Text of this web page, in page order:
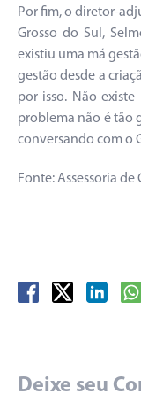
Por fim, o diretor-
Grosso do Sul,
existiu uma má
gestão desde a
por isso. Não
problema não é tão
conversando com o
Fonte: Assessoria
Deixe seu